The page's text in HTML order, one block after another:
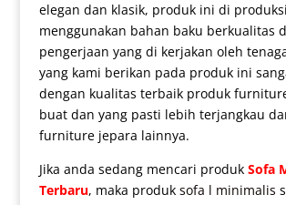
elegan dan klasik, produk ini di produksi
menggunakan bahan baku berkualitas
pengerjaan yang di kerjakan oleh
yang kami berikan pada produk ini
dengan kualitas terbaik produk
buat dan yang pasti lebih terjangkau
furniture jepara lainnya.
Jika anda sedang mencari produk Sofa
Terbaru, maka produk sofa l minimalis